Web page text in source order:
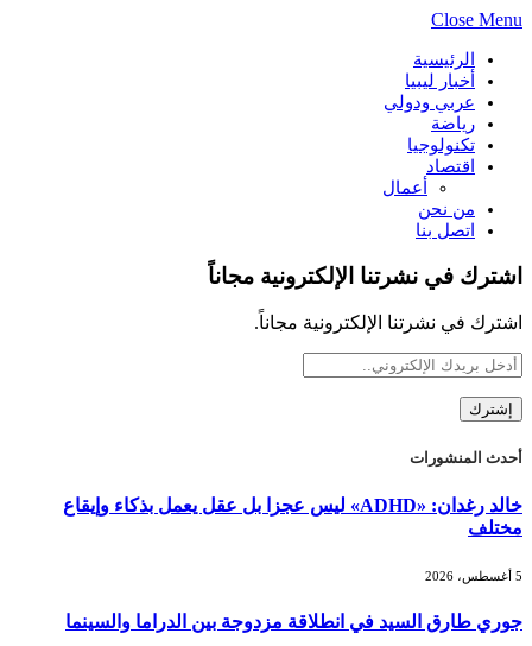
Close Menu
الرئيسية
أخبار ليبيا
عربي ودولي
رياضة
تكنولوجيا
اقتصاد
أعمال
من نحن
اتصل بنا
اشترك في نشرتنا الإلكترونية مجاناً
اشترك في نشرتنا الإلكترونية مجاناً.
أحدث المنشورات
خالد رغدان: «ADHD» ليس عجزا بل عقل يعمل بذكاء وإيقاع
مختلف
جوري طارق السيد في انطلاقة مزدوجة بين الدراما والسينما